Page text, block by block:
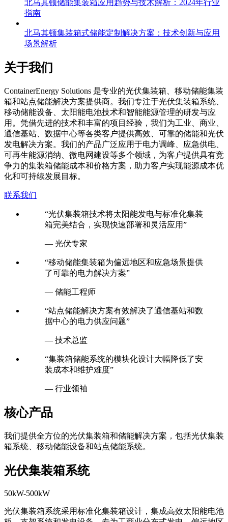
北马其顿储能集装箱应用趋势与技术解析：2024年行业
指南
北马其顿集装箱式储能定制解决方案：技术创新与应用
场景解析
关于我们
ContainerEnergy Solutions 是专业的光伏集装箱、移动储能集装
箱和站点储能解决方案提供商。我们专注于光伏集装箱系统、
移动储能设备、太阳能电池技术和智能能源管理的研发与应
用。凭借先进的技术和丰富的项目经验，我们为工业、商业、
通信基站、数据中心等各类客户提供高效、可靠的储能和光伏
发电解决方案。我们的产品广泛应用于电力调峰、应急供电、
可再生能源消纳、微电网建设等多个领域，为客户提供具有竞
争力的集装箱储能成本和价格方案，助力客户实现能源成本优
化和可持续发展目标。
联系我们
“光伏集装箱技术将太阳能发电与标准化集装
箱完美结合，实现快速部署和灵活应用”
— 光伏专家
“移动储能集装箱为偏远地区和应急场景提供
了可靠的电力解决方案”
— 储能工程师
“站点储能解决方案有效解决了通信基站和数
据中心的电力供应问题”
— 技术总监
“集装箱储能系统的模块化设计大幅降低了安
装成本和维护难度”
— 行业领袖
核心产品
我们提供全方位的光伏集装箱和储能解决方案，包括光伏集装
箱系统、移动储能设备和站点储能系统。
光伏集装箱系统
50kW-500kW
光伏集装箱系统采用标准化集装箱设计，集成高效太阳能电池